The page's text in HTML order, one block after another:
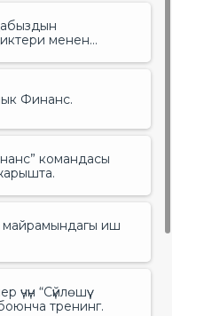
менен
Финанс.
командасы
майрамындагы иш
“Сүйлөшүү
тренинг.